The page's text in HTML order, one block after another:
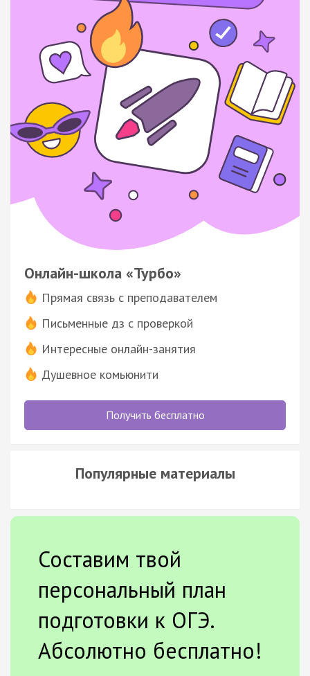
Онлайн-школа «Турбо»
Прямая связь с преподавателем
Письменные дз с проверкой
Интересные онлайн-занятия
Душевное комьюнити
Получить бесплатно
Популярные материалы
Составим твой
персональный план
подготовки к ОГЭ.
Абсолютно бесплатно!